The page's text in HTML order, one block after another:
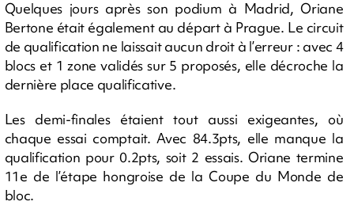
Quelques jours après son podium à Madrid, Oriane
Bertone était également au départ à Prague. Le circuit
de qualification ne laissait aucun droit à l’erreur : avec 4
blocs et 1 zone validés sur 5 proposés, elle décroche la
dernière place qualificative.
Les demi-finales étaient tout aussi exigeantes, où
chaque essai comptait. Avec 84.3pts, elle manque la
qualification pour 0.2pts, soit 2 essais. Oriane termine
11e de l’étape hongroise de la Coupe du Monde de
bloc.